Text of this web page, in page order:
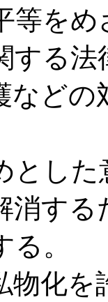
等を
する
など
とし
消す
。
化を